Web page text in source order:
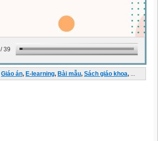
/39
Giáo án, E-learning, Bài mẫu, Sách giáo khoa, ...